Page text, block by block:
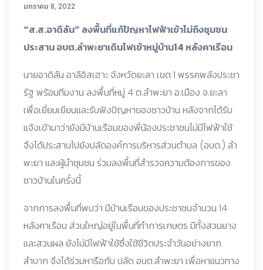
มกราคม 8, 2022
“ส.ส.อาดิลัน” ลงพื้นที่แก้ปัญหาไฟฟ้าเข้าไม่ถึงชุมชน
ประสาน อบต.ลำพะยาเดินไฟเข้าหมู่บ้าน14 หลังคาเรือน
นายอาดิลัน อาลีอิสเฮาะ จังหวัดยะลา เขต 1 พรรคพลังประชา
รัฐ พร้อมทีมงาน ลงพื้นที่หมู่ 4 ต.ลำพะยา อ.เมือง จ.ยะลา
เพื่อเยี่ยมเยียนและรับฟังปัญหาของชาวบ้าน หลังจากได้รับ
แจ้งเข้ามาว่ายังมีบ้านเรือนของพี่น้องประชาชนไม่มีไฟฟ้าใช้
จึงได้ประสานไปยังปลัดองค์การบริหารส่วนตำบล (อบต.) ลำ
พะยา และผู้นำชุมชน ร่วมลงพื้นที่สำรวจความต้องการของ
ชาวบ้านในครั้งนี้
จากการลงพื้นที่พบว่า มีบ้านเรือนของประชาชนจำนวน 14
หลังคาเรือน ส่วนใหญ่อยู่ในพื้นที่ทำการเกษตร มีทั้งสวนยาง
และสวนผล ยังไม่มีไฟฟ้าใช้ซึ่งใช้ชีวิตประจำวันอย่างยาก
ลำบาก จึงได้ร่วมหารือกับ ปลัด อบต.ลำพะยา เพื่อหาแนวทาง